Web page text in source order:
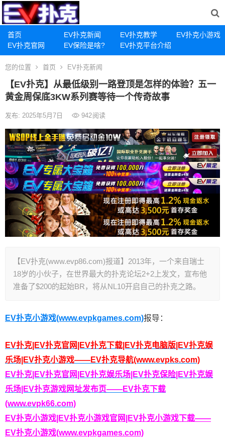
首页 EV扑克新闻 EV扑克教学
EV扑克小游戏
EV扑克官网
EV保险是啥? EV扑克平台介绍
您的位置 首页 EV扑克新闻
【EV扑克】从最低级别一路登顶是怎样的体验？五一
黄金周保底3KW系列赛等待一个传奇故事
发布: 2025年5月7日 942阅读
【EV扑克(www.evp86.com)报道】2013年，一个来自瑞士
18岁的小伙子，在世界最大的扑克论坛2+2上发文，宣布他
准备了$200的起始BR，将从NL10开启自己的扑克之路。
EV扑克小游戏(www.evpkgames.com)报导：
EV扑克|EV扑克官网|EV扑克下载|EV扑克电脑版|EV扑克娱
乐场|EV扑克小游戏——EV扑克导航(www.evpks.com)
EV扑克|EV扑克官网|EV扑克娱乐场|EV扑克保险|EV扑克娱
乐场|EV扑克游戏网址发布页——EV扑克下载
(www.evpk66.com)
EV扑克小游戏|EV扑克小游戏官网|EV扑克小游戏下载——
EV扑克小游戏(www.evpkgames.com)